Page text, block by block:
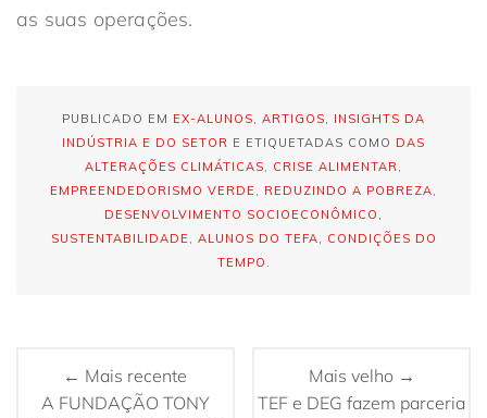
as suas operações.
PUBLICADO EM EX-ALUNOS, ARTIGOS, INSIGHTS DA
INDÚSTRIA E DO SETOR E ETIQUETADAS COMO DAS
ALTERAÇÕES CLIMÁTICAS, CRISE ALIMENTAR,
EMPREENDEDORISMO VERDE , REDUZINDO A POBREZA,
DESENVOLVIMENTO SOCIOECONÔMICO ,
SUSTENTABILIDADE , ALUNOS DO TEFA, CONDIÇÕES DO
TEMPO .
← Mais recente
A FUNDAÇÃO TONY
Mais velho →
TEF e DEG fazem parceria